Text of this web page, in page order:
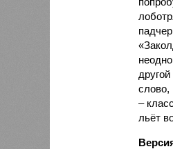
слово,
–
льёт